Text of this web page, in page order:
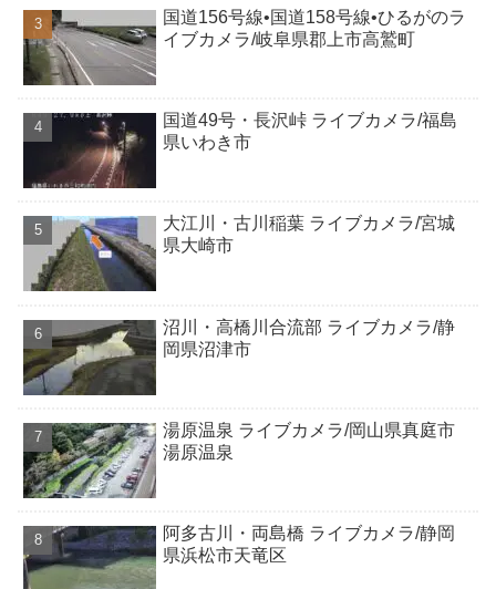
国道156号線•国道158号線•ひるがのラ
イブカメラ/岐阜県郡上市高鷲町
国道49号・長沢峠 ライブカメラ/福島
県いわき市
大江川・古川稲葉 ライブカメラ/宮城
県大崎市
沼川・高橋川合流部 ライブカメラ/静
岡県沼津市
湯原温泉 ライブカメラ/岡山県真庭市
湯原温泉
阿多古川・両島橋 ライブカメラ/静岡
県浜松市天竜区